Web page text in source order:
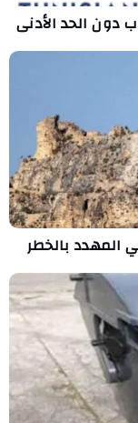
دون الحد الأدنى